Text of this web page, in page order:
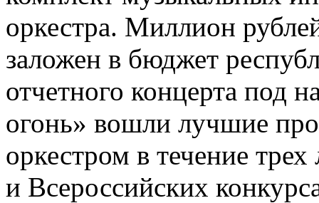
оркестра. Миллион
заложен в бюджет
отчетного концерта под
огонь» вошли лучшие
оркестром в течение
и Всероссийских